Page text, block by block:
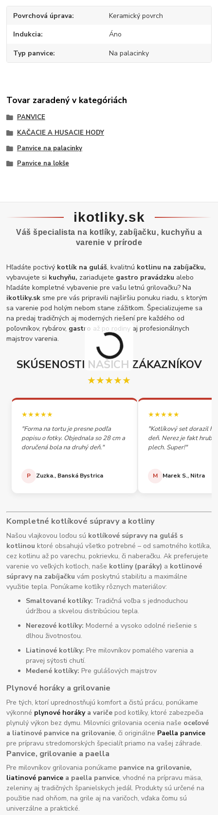
Povrchová úprava Keramický povrch
Indukcia Áno
Typ panvice Na palacinky
Tovar zaradený v kategóriách
PANVICE
KAČACIE A HUSACIE HODY
Panvice na palacinky
Panvice na lokše
ikotliky.sk
Váš špecialista na kotlíky, zabíjačku, kuchyňu a
varenie v prírode
Hľadáte poctivý kotlík na guláš, kvalitnú kotlinu na zabíjačku,
vybavujete si kuchyňu, zariaďujete gastro pravádzku alebo
hľadáte kompletné vybavenie pre vašu letnú grilovačku? Na
ikotliky.sk sme pre vás pripravili najširšiu ponuku riadu, s ktorým
sa varenie pod holým nebom stane zážitkom. Špecializujeme sa
na predaj tradičných aj moderných riešení pre každého od
poľovníkov, rybárov, gastro až po rodiny aj profesionálnych
majstrov varenia.
SKÚSENOSTI NAŠICH ZÁKAZNÍKOV
★★★★★
★★★★★
"Forma na tortu je presne podľa
popisu o fotky. Objednala so 28 cm a
doručená bola na druhý deň."
P Zuzka., Banská Bystrica
★★★★★
"Kotlíkový set dorazil
deň. Nerez je fakt
plech. Super!"
M Marek S., Nitra
Kompletné kotlíkové súpravy a kotliny
Našou vlajkovou loďou sú kotlíkové súpravy na guláš s
kotlinou ktoré obsahujú všetko potrebné – od samotného kotlíka,
cez kotlinu až po varechu, pokrievku, či naberačku. Ak preferujete
varenie vo veľkých kotloch, naše kotliny (paráky) a kotlinové
súpravy na zabíjačku vám poskytnú stabilitu a maximálne
využitie tepla. Ponúkame kotlíky rôznych materiálov:
Smaltované kotlíky: Tradičná voľba s jednoduchou
údržbou a skvelou distribúciou tepla.
Nerezové kotlíky: Moderné a vysoko odolné riešenie s
dlhou životnosťou.
Liatinové kotlíky: Pre milovníkov pomalého varenia a
pravej sýtosti chutí.
Medené kotlíky: Pre gulášových majstrov
Plynové horáky a grilovanie
Pre tých, ktorí uprednostňujú komfort a čistú prácu, ponúkame
výkonné plynové horákya variče pod kotlíky, ktoré zabezpečia
plynulý výkon bez dymu. Milovníci grilovania ocenia naše oceľové
a liatinové panvice na grilovanie, či originálne Paella panvice
pre prípravu stredomorských špecialít priamo na vašej záhrade.
Panvice, grilovanie a paella
Pre milovníkov grilovania ponúkame panvice na grilovanie,
liatinové panvice a paella panvice, vhodné na prípravu mäsa,
zeleniny aj tradičných španielskych jedál. Produkty sú určené na
použitie nad ohňom, na grile aj na varičoch, vďaka čomu sú
univerzálne a praktické.